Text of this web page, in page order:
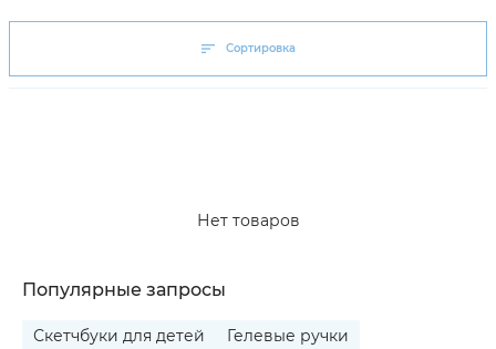
Сортировка
Нет товаров
Популярные запросы
Скетчбуки для детей
Гелевые ручки